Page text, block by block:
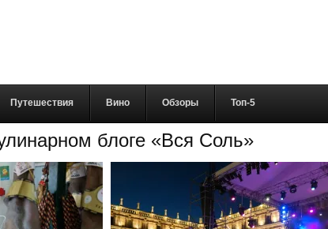
Путешествия Вино Обзоры Топ-5
блоге «Вся Соль»